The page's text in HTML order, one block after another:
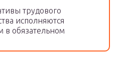
трудового
исполняются
в обязательном